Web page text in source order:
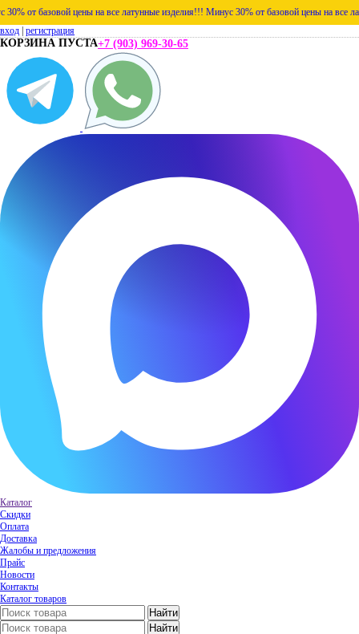
базовой цены на все латунные изделия!!! Минус 30% от базовой цены на все
вход регистрация
КОРЗИНА ПУСТА+7 (903) 969-30-65
Каталог
Скидки
Оплата
Доставка
Жалобы и предложения
Прайс
Новости
Контакты
Каталог товаров